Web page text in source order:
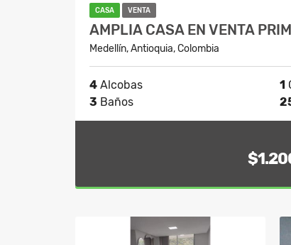
CASA VENTA
AMPLIA CASA EN VENTA
Medellín, Antioquia, Colombia
4 Alcobas 1
3 Baños